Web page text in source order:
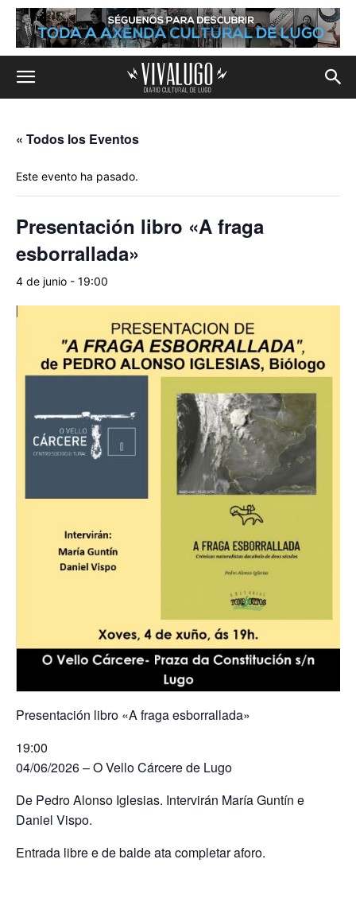
« Todos los Eventos
Este evento ha pasado.
Presentación libro «A fraga
esborrallada»
4 de junio - 19:00
Presentación libro «A fraga esborrallada»
19:00
04/06/2026 – O Vello Cárcere de Lugo
De Pedro Alonso Iglesias. Intervirán María Guntín e
Daniel Vispo.
Entrada libre e de balde ata completar aforo.